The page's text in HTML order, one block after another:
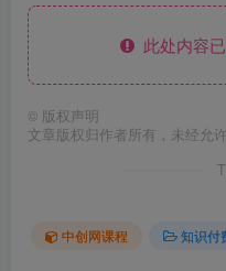
此处内容已
© 版权声明
文章版权归作者所有，未经允许
中创网课程 知识付